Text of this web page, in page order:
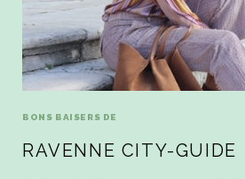
BONS BAISERS DE
RAVENNE CITY-GUIDE